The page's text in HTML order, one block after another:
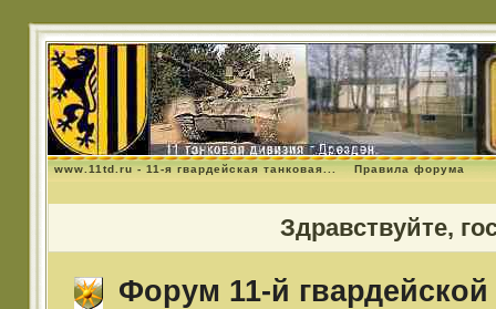
www.11td.ru - 11-я гвардейская танковая... Правила форума
Здравствуйте,
Форум 11-й гвардейской